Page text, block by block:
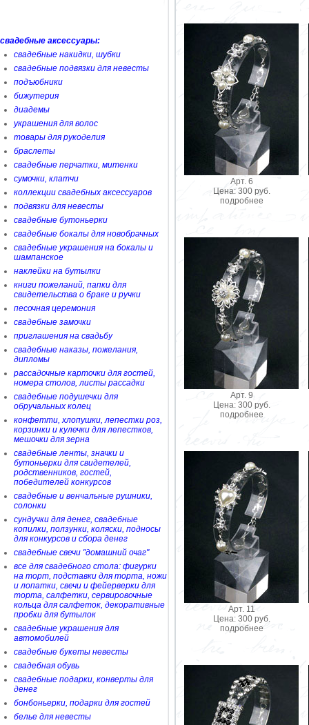
свадебные аксессуары:
свадебные накидки, шубки
свадебные подвязки для невесты
подъюбники
бижутерия
диадемы
украшения для волос
товары для рукоделия
браслеты
свадебные перчатки, митенки
сумочки, клатчи
коллекции свадебных аксессуаров
подвязки для невесты
свадебные бутоньерки
свадебные бокалы для новобрачных
свадебные украшения на бокалы и
шампанское
наклейки на бутылки
книги пожеланий, папки для
свидетельства о браке и ручки
песочная церемония
свадебные замочки
приглашения на свадьбу
свадебные наказы, пожелания,
дипломы
рассадочные карточки для гостей,
номера столов, листы рассадки
свадебные подушечки для
обручальных колец
конфетти, хлопушки, лепестки роз,
корзинки и кулечки для лепестков,
мешочки для зерна
свадебные ленты, значки и
бутоньерки для свидетелей,
родственников, гостей,
победителей конкурсов
свадебные и венчальные рушники,
солонки
сундучки для денег, свадебные
копилки, ползунки, коляски, подносы
для конкурсов и сбора денег
свадебные свечи "домашний очаг"
все для свадебного стола: фигурки
на торт, подставки для торта, ножи
и лопатки, свечи и фейерверки для
торта, салфетки, сервировочные
кольца для салфеток, декоративные
пробки для бутылок
свадебные украшения для
автомобилей
свадебные букеты невесты
свадебная обувь
свадебные подарки, конверты для
денег
бонбоньерки, подарки для гостей
белье для невесты
Арт. 6
Цена: 300 руб.
подробнее
Арт. 9
Цена: 300 руб.
подробнее
Арт. 11
Цена: 300 руб.
подробнее